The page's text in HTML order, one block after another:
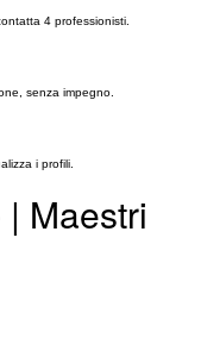
4 professionisti.
senza impegno.
i profili.
Maestri